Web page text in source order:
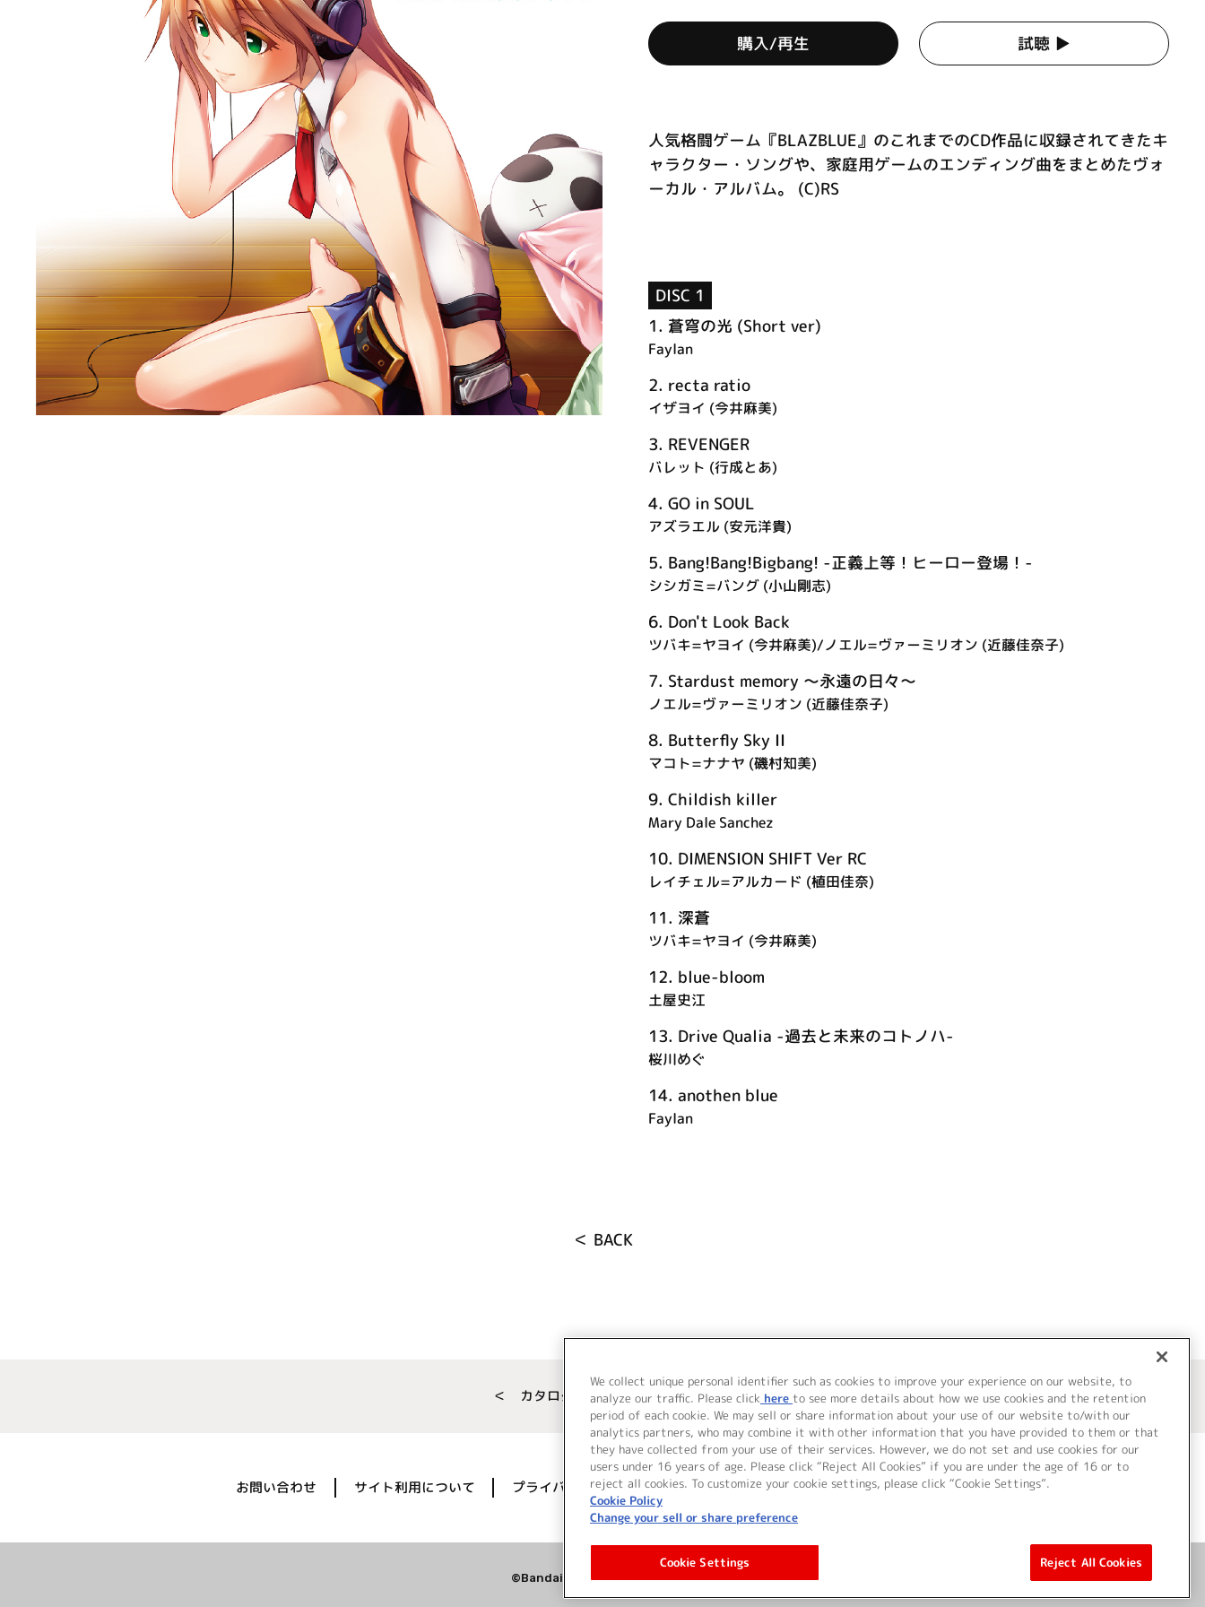
購入/再生 試聴 ▶︎
人気格闘ゲーム『BLAZBLUE』のこれまでのCD作品に収録されてきたキ
ャラクター・ソングや、家庭用ゲームのエンディング曲をまとめたヴォ
ーカル・アルバム。 (C)RS
DISC 1
1. 蒼穹の光 (Short ver)
Faylan
2. recta ratio
イザヨイ (今井麻美)
3. REVENGER
バレット (行成とあ)
4. GO in SOUL
アズラエル (安元洋貴)
5. Bang!Bang!Bigbang! -正義上等！ヒーロー登場！-
シシガミ=バング (小山剛志)
6. Don't Look Back
ツバキ=ヤヨイ (今井麻美)/ノエル=ヴァーミリオン (近藤佳奈子)
7. Stardust memory ～永遠の日々～
ノエル=ヴァーミリオン (近藤佳奈子)
8. Butterfly Sky II
マコト=ナナヤ (磯村知美)
9. Childish killer
Mary Dale Sanchez
10. DIMENSION SHIFT Ver RC
レイチェル=アルカード (植田佳奈)
11. 深蒼
ツバキ=ヤヨイ (今井麻美)
12. blue-bloom
土屋史江
13. Drive Qualia -過去と未来のコトノハ-
桜川めぐ
14. anothen blue
Faylan
＜ BACK
＜ カタログサイト トップページへ
お問い合わせ サイト利用について プライバシーポリシー 著作権／肖像権について Cookie Settings
©Bandai Namco Music Live Inc.
We collect unique personal identifier such as cookies to improve your experience on our website, to
analyze our traffic. Please click here to see more details about how we use cookies and the retention
period of each cookie. We may sell or share information about your use of our website to/with our
analytics partners, who may combine it with other information that you have provided to them or that
they have collected from your use of their services. However, we do not set and use cookies for our
users under 16 years of age. Please click “Reject All Cookies” if you are under the age of 16 or to
reject all cookies. To customize your cookie settings, please click “Cookie Settings”.
Cookie Policy
Change your sell or share preference
Cookie Settings Reject All Cookies